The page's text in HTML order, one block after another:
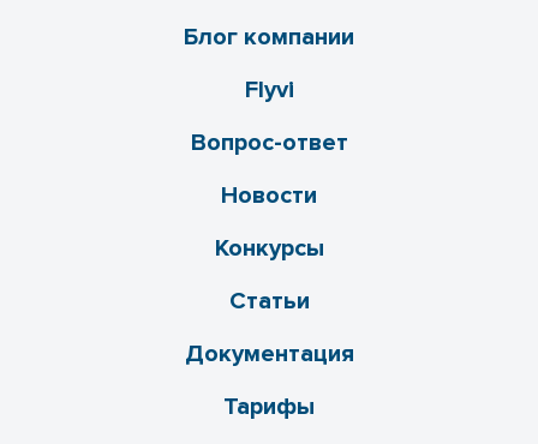
Блог компании
Flyvi
Вопрос-ответ
Новости
Конкурсы
Статьи
Документация
Тарифы